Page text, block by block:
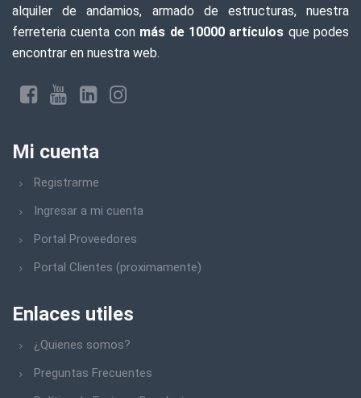
TEKBOND
MSA
NORTON ABRASIVOS
FISCHER
TRUPER
CATERPILLAR
KLINGSTPOR
WEMBLEY READY TO WORK
CRAFTMAN
ACQUASYSTEM
alquiler de andamios, armado de estructuras, nuestra
ferreteria cuenta con más de 10000 artículos que podes
encontrar en nuestra web.
Mi cuenta
Registrarme
Ingresar a mi cuenta
Portal Proveedores
Portal Clientes (proximamente)
Enlaces utiles
¿Quienes somos?
Preguntas Frecuentes